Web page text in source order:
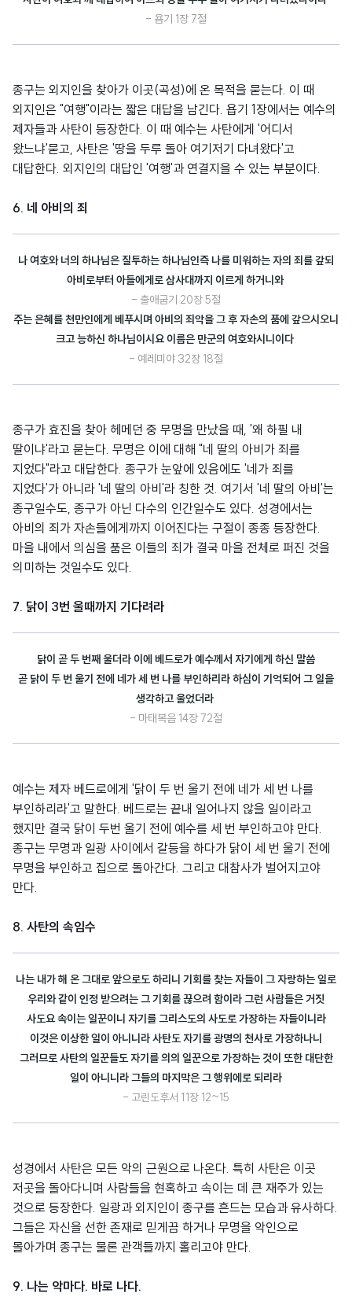
- 욥기 1장 7절
종구는 외지인을 찾아가 이곳(곡성)에 온 목적을 묻는다. 이 때
외지인은 "여행"이라는 짧은 대답을 남긴다. 욥기 1장에서는 예수의
제자들과 사탄이 등장한다. 이 때 예수는 사탄에게 '어디서
왔느냐'묻고, 사탄은 '땅을 두루 돌아 여기저기 다녀왔다'고
대답한다. 외지인의 대답인 '여행'과 연결지을 수 있는 부분이다.
6. 네 아비의 죄
나 여호와 너의 하나님은 질투하는 하나님인즉 나를 미워하는 자의 죄를 갚되
아비로부터 아들에게로 삼사대까지 이르게 하거니와
- 출애굽기 20장 5절
주는 은혜를 천만인에게 베푸시며 아비의 죄악을 그 후 자손의 품에 갚으시오니
크고 능하신 하나님이시요 이름은 만군의 여호와시니이다
- 예레미야 32장 18절
종구가 효진을 찾아 헤메던 중 무명을 만났을 때, '왜 하필 내
딸이냐'라고 묻는다. 무명은 이에 대해 "네 딸의 아비가 죄를
지었다"라고 대답한다. 종구가 눈앞에 있음에도 '네가 죄를
지었다'가 아니라 '네 딸의 아비'라 칭한 것. 여기서 '네 딸의 아비'는
종구일수도, 종구가 아닌 다수의 인간일수도 있다. 성경에서는
아비의 죄가 자손들에게까지 이어진다는 구절이 종종 등장한다.
마을 내에서 의심을 품은 이들의 죄가 결국 마을 전체로 퍼진 것을
의미하는 것일수도 있다.
7. 닭이 3번 울때까지 기다려라
닭이 곧 두 번째 울더라 이에 베드로가 예수께서 자기에게 하신 말씀
곧 닭이 두 번 울기 전에 네가 세 번 나를 부인하리라 하심이 기억되어 그 일을
생각하고 울었더라
- 마태복음 14장 72절
예수는 제자 베드로에게 '닭이 두 번 울기 전에 네가 세 번 나를
부인하리라'고 말한다. 베드로는 끝내 일어나지 않을 일이라고
했지만 결국 닭이 두번 울기 전에 예수를 세 번 부인하고야 만다.
종구는 무명과 일광 사이에서 갈등을 하다가 닭이 세 번 울기 전에
무명을 부인하고 집으로 돌아간다. 그리고 대참사가 벌어지고야
만다.
8. 사탄의 속임수
나는 내가 해 온 그대로 앞으로도 하리니 기회를 찾는 자들이 그 자랑하는 일로
우리와 같이 인정 받으려는 그 기회를 끊으려 함이라 그런 사람들은 거짓
사도요 속이는 일꾼이니 자기를 그리스도의 사도로 가장하는 자들이니라
이것은 이상한 일이 아니니라 사탄도 자기를 광명의 천사로 가장하나니
그러므로 사탄의 일꾼들도 자기를 의의 일꾼으로 가장하는 것이 또한 대단한
일이 아니니라 그들의 마지막은 그 행위에로 되리라
- 고린도후서 11장 12~15
성경에서 사탄은 모든 악의 근원으로 나온다. 특히 사탄은 이곳
저곳을 돌아다니며 사람들을 현혹하고 속이는 데 큰 재주가 있는
것으로 등장한다. 일광과 외지인이 종구를 흔드는 모습과 유사하다.
그들은 자신을 선한 존재로 믿게끔 하거나 무명을 악인으로
몰아가며 종구는 물론 관객들까지 홀리고야 만다.
9. 나는 악마다. 바로 나다.